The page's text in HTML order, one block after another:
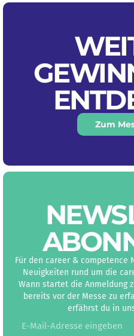
Zum
Für den career & competence
Neuigkeiten rund um die
Wann startet die Anmeldung
bereits vor der Messe zu
erfährst du in